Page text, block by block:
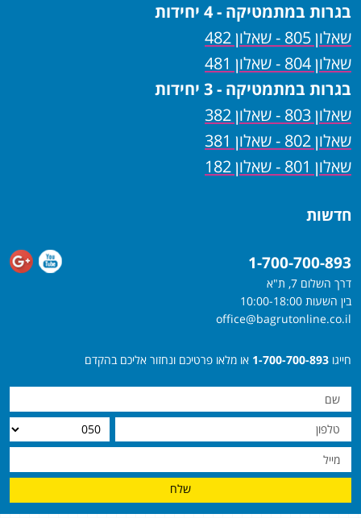
בגרות במתמטיקה - 4 יחידות
שאלון 805 - שאלון 482
שאלון 804 - שאלון 481
בגרות במתמטיקה - 3 יחידות
שאלון 803 - שאלון 382
שאלון 802 - שאלון 381
שאלון 801 - שאלון 182
חדשות
1-700-700-893
דרך השלום 7, ת"א
בין השעות 10:00-18:00
office@bagrutonline.co.il
חייגו 1-700-700-893 או מלאו פרטיכם ונחזור אליכם בהקדם
שלח